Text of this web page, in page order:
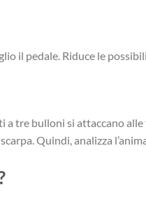
il pedale. Riduce le
tre bulloni si attaccano
Quindi, analizza